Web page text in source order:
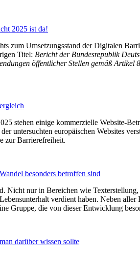
2025 ist da!
zum Umsetzungsstand der Digitalen
Titel: Bericht der Bundesrepublik
öffentlicher Stellen gemäß
stehen einige kommerzielle Website-
untersuchten europäischen Websites
zur Barrierefreiheit.
besonders betroffen sind
Nicht nur in Bereichen wie
verdient haben. Neben
Gruppe, die von dieser Entwicklung
darüber wissen sollte